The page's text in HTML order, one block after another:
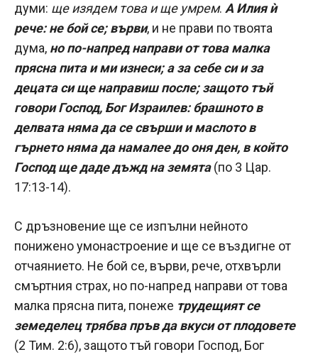
думи: ще изядем това и ще умрем. А Илия ѝ
рече: не бой се; върви, и не прави по твоята
дума, но по-напред направи от това малка
прясна пита и ми изнеси; а за себе си и за
децата си ще направиш после; защото тъй
говори Господ, Бог Израилев: брашното в
делвата няма да се свърши и маслото в
гърнето няма да намалее до оня ден, в който
Господ ще даде дъжд на земята(по 3 Цар.
17:13-14).
С дръзновение ще се изпълни нейното
понижено умонастроение и ще се въздигне от
отчаянието. Не бой се, върви, рече, отхвърли
смъртния страх, но по-напред направи от това
малка прясна пита, понеже трудещият се
земеделец трябва пръв да вкуси от плодовете
(2 Тим. 2:6), защото тъй говори Господ, Бог